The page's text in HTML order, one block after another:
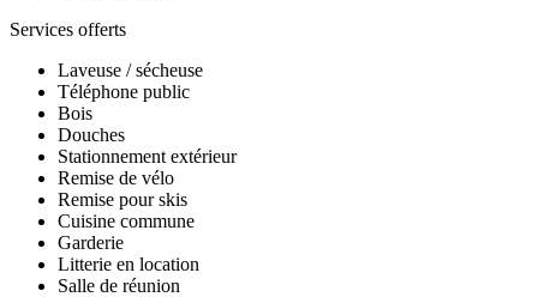
Services offerts
Laveuse / sécheuse
Téléphone public
Bois
Douches
Stationnement extérieur
Remise de vélo
Remise pour skis
Cuisine commune
Garderie
Litterie en location
Salle de réunion